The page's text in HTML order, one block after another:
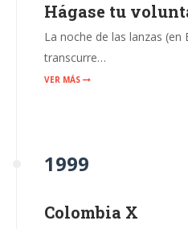
Hágase tu
La noche de las lanzas (en
transcurre…
VER MÁS
1999
Colombia X